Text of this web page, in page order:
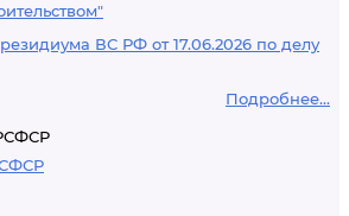
ВС РФ от 17.06.2026 по делу
Подробнее...